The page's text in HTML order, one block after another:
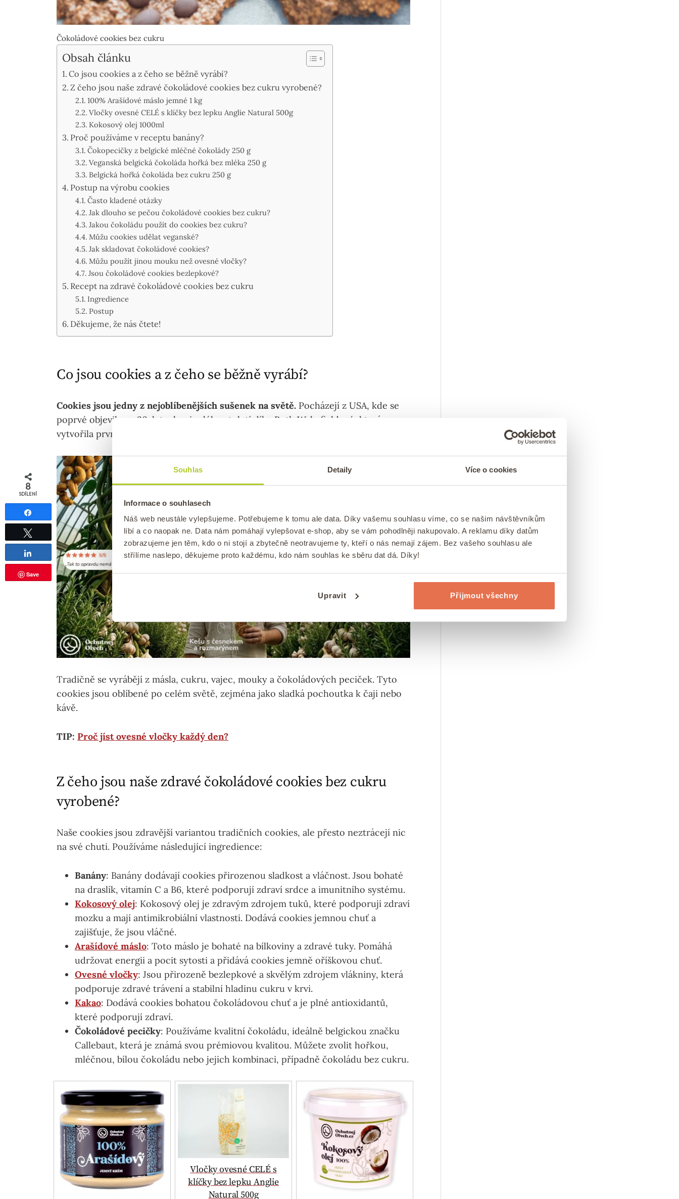
Souhlas Detaily Více o cookies
Informace o souhlasech
Náš web neustále vylepšujeme. Potřebujeme k tomu ale data. Díky vašemu souhlasu víme, co se našim návštěvníkům
líbí a co naopak ne. Data nám pomáhají vylepšovat e-shop, aby se vám pohodlněji nakupovalo. A reklamu díky datům
zobrazujeme jen těm, kdo o ni stojí a zbytečně neotravujeme ty, kteří o nás nemají zájem. Bez vašeho souhlasu ale
střílíme naslepo, děkujeme proto každému, kdo nám souhlas ke sběru dat dá. Díky!
Upravit Přijmout všechny
Čokoládové cookies bez cukru
Obsah článku
Co jsou cookies a z čeho se běžně vyrábí?
Z čeho jsou naše zdravé čokoládové cookies bez cukru vyrobené?
100% Arašídové máslo jemné 1 kg
Vločky ovesné CELÉ s klíčky bez lepku Anglie Natural 500g
Kokosový olej 1000ml
Proč používáme v receptu banány?
Čokopecičky z belgické mléčné čokolády 250 g
Veganská belgická čokoláda hořká bez mléka 250 g
Belgická hořká čokoláda bez cukru 250 g
Postup na výrobu cookies
Často kladené otázky
Jak dlouho se pečou čokoládové cookies bez cukru?
Jakou čokoládu použít do cookies bez cukru?
Můžu cookies udělat veganské?
Jak skladovat čokoládové cookies?
Můžu použít jinou mouku než ovesné vločky?
Jsou čokoládové cookies bezlepkové?
Recept na zdravé čokoládové cookies bez cukru
Ingredience
Postup
Děkujeme, že nás čtete!
Co jsou cookies a z čeho se běžně vyrábí?
Cookies jsou jedny z nejoblíbenějších sušenek na světě. Pocházejí z USA, kde se
poprvé objevily ve 30. letech minulého století díky Ruth Wakefieldové, která
vytvořila první čokoládové cookies.
Tradičně se vyrábějí z másla, cukru, vajec, mouky a čokoládových peciček. Tyto
cookies jsou oblíbené po celém světě, zejména jako sladká pochoutka k čaji nebo
kávě.
TIP: Proč jíst ovesné vločky každý den?
Z čeho jsou naše zdravé čokoládové cookies bez cukru
vyrobené?
Naše cookies jsou zdravější variantou tradičních cookies, ale přesto neztrácejí nic
na své chuti. Používáme následující ingredience:
Banány: Banány dodávají cookies přirozenou sladkost a vláčnost. Jsou bohaté
na draslík, vitamín C a B6, které podporují zdraví srdce a imunitního systému.
Kokosový olej: Kokosový olej je zdravým zdrojem tuků, které podporují zdraví
mozku a mají antimikrobiální vlastnosti. Dodává cookies jemnou chuť a
zajišťuje, že jsou vláčné.
Arašídové máslo: Toto máslo je bohaté na bílkoviny a zdravé tuky. Pomáhá
udržovat energii a pocit sytosti a přidává cookies jemně oříškovou chuť.
Ovesné vločky: Jsou přirozeně bezlepkové a skvělým zdrojem vlákniny, která
podporuje zdravé trávení a stabilní hladinu cukru v krvi.
Kakao: Dodává cookies bohatou čokoládovou chuť a je plné antioxidantů,
které podporují zdraví.
Čokoládové pecičky: Používáme kvalitní čokoládu, ideálně belgickou značku
Callebaut, která je známá svou prémiovou kvalitou. Můžete zvolit hořkou,
mléčnou, bílou čokoládu nebo jejich kombinaci, případně čokoládu bez cukru.
Vločky ovesné CELÉ s
klíčky bez lepku Anglie
Natural 500g
8
SDÍLENÍ
Tweetnout
Save